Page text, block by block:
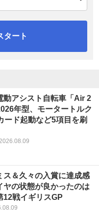
タート
動アシスト自転車「Air 2
年型、モータートルク
ド起動など5項目を刷
ス＆久々の入賞に達成感
ヤの状態が良かったのは
12戦イギリスGP